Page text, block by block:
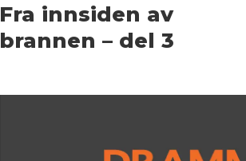
Fra innsiden av
brannen – del 3